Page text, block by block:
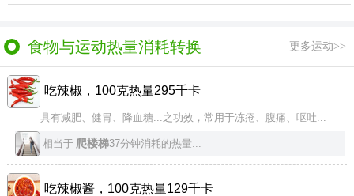
食物与运动热量消耗转换 更多运动>>
吃辣椒，100克热量295千卡
具有减肥、健胃、降血糖...之功效，常用于冻疮、腹痛、呕吐...
相当于 爬楼梯37分钟消耗的热量...
吃辣椒酱，100克热量129千卡